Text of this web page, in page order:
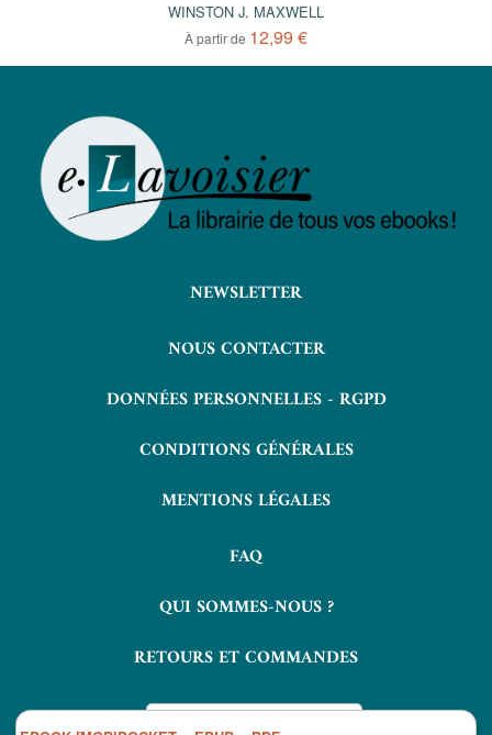
WINSTON J. MAXWELL
À partir de 12,99 €
NEWSLETTER
NOUS CONTACTER
DONNÉES PERSONNELLES - RGPD
CONDITIONS GÉNÉRALES
MENTIONS LÉGALES
FAQ
QUI SOMMES-NOUS ?
RETOURS ET COMMANDES